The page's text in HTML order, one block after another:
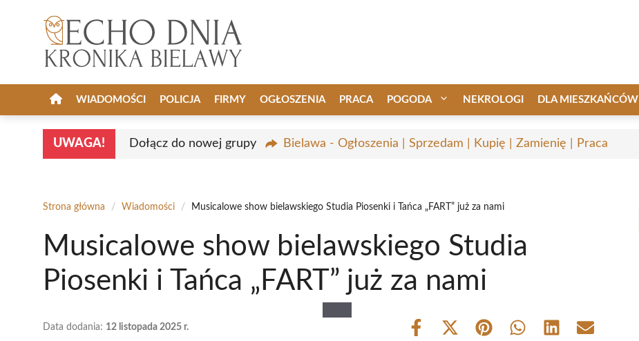
WIADOMOŚCI POLICJA FIRMY OGŁOSZENIA PRACA POGODA NEKROLOGI DLA MIESZKAŃCÓW
UWAGA! Dołącz do nowej grupy Bielawa - Ogłoszenia | Sprzedam | Kupię | Zamienię | Praca
Strona główna / Wiadomości / Musicalowe show bielawskiego Studia Piosenki i Tańca „FART” już za nami
Musicalowe show bielawskiego Studia
Piosenki i Tańca „FART” już za nami
Data dodania: 12 listopada 2025 r.
Share
Share Share Share Share Share